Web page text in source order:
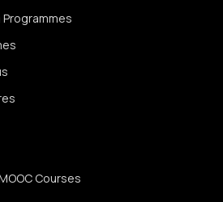
Programmes
Courses